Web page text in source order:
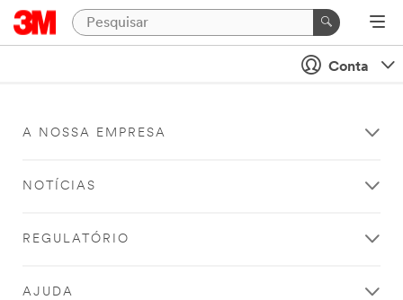
Conta
A NOSSA EMPRESA
NOTÍCIAS
REGULATÓRIO
AJUDA